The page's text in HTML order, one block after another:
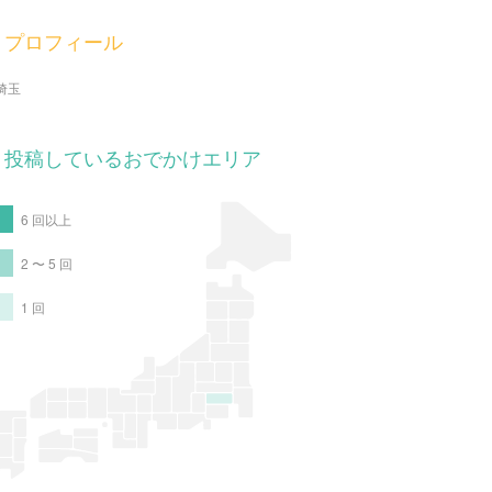
プロフィール
玉
投稿しているおでかけエリア
6 回以上
2 〜 5 回
1 回